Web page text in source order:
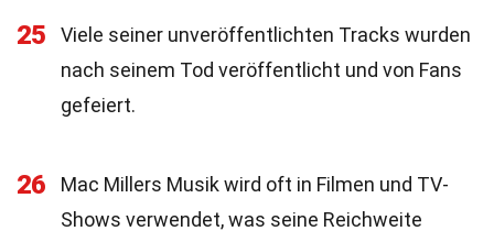
25
Viele seiner unveröffentlichten Tracks wurden
nach seinem Tod veröffentlicht und von Fans
gefeiert.
26
Mac Millers Musik wird oft in Filmen und TV-
Shows verwendet, was seine Reichweite